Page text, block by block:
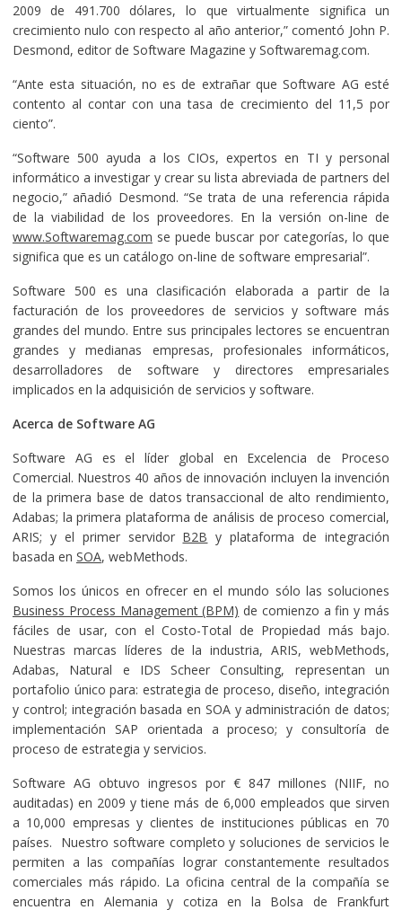
2009 de 491.700 dólares, lo que virtualmente significa un
crecimiento nulo con respecto al año anterior,” comentó John P.
Desmond, editor de Software Magazine y Softwaremag.com.
“Ante esta situación, no es de extrañar que Software AG esté
contento al contar con una tasa de crecimiento del 11,5 por
ciento”.
“Software 500 ayuda a los CIOs, expertos en TI y personal
informático a investigar y crear su lista abreviada de partners del
negocio,” añadió Desmond. “Se trata de una referencia rápida
de la viabilidad de los proveedores. En la versión on-line de
www.Softwaremag.com se puede buscar por categorías, lo que
significa que es un catálogo on-line de software empresarial”.
Software 500 es una clasificación elaborada a partir de la
facturación de los proveedores de servicios y software más
grandes del mundo. Entre sus principales lectores se encuentran
grandes y medianas empresas, profesionales informáticos,
desarrolladores de software y directores empresariales
implicados en la adquisición de servicios y software.
Acerca de Software AG
Software AG es el líder global en Excelencia de Proceso
Comercial. Nuestros 40 años de innovación incluyen la invención
de la primera base de datos transaccional de alto rendimiento,
Adabas; la primera plataforma de análisis de proceso comercial,
ARIS; y el primer servidor B2B y plataforma de integración
basada en SOA, webMethods.
Somos los únicos en ofrecer en el mundo sólo las soluciones
Business Process Management (BPM) de comienzo a fin y más
fáciles de usar, con el Costo-Total de Propiedad más bajo.
Nuestras marcas líderes de la industria, ARIS, webMethods,
Adabas, Natural e IDS Scheer Consulting, representan un
portafolio único para: estrategia de proceso, diseño, integración
y control; integración basada en SOA y administración de datos;
implementación SAP orientada a proceso; y consultoría de
proceso de estrategia y servicios.
Software AG obtuvo ingresos por € 847 millones (NIIF, no
auditadas) en 2009 y tiene más de 6,000 empleados que sirven
a 10,000 empresas y clientes de instituciones públicas en 70
países. Nuestro software completo y soluciones de servicios le
permiten a las compañías lograr constantemente resultados
comerciales más rápido. La oficina central de la compañía se
encuentra en Alemania y cotiza en la Bolsa de Frankfurt